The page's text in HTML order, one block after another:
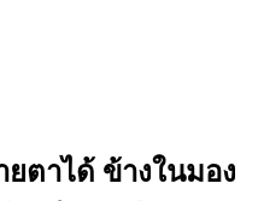
ตาได้ ข้างในมอง